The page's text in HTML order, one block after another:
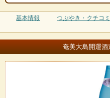
基本情報 つぶやき・クチコミ
奄美大島開運酒